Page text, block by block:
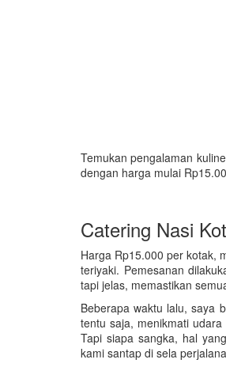
Temukan pengalaman
dengan harga mulai
Catering Nasi
Harga Rp15.000 per kotak,
teriyaki. Pemesanan
tapi jelas, memastikan
Beberapa waktu lalu, saya
tentu saja, menikmati
Tapi siapa sangka, hal
kami santap di sela